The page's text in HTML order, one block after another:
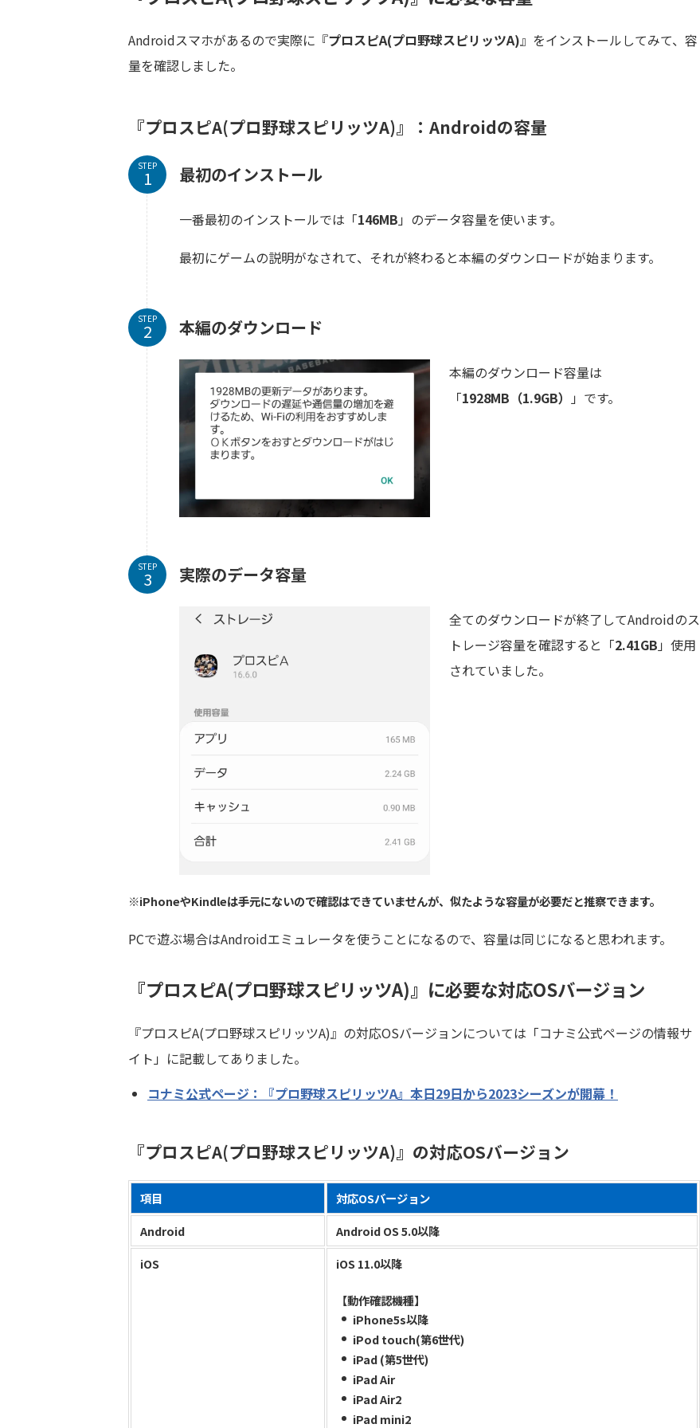
Androidスマホがあるので実際に『プロスピA(プロ野球スピリッツA)』をインストールしてみて、容
量を確認しました。
『プロスピA(プロ野球スピリッツA)』：Androidの容量
STEP 最初のインストール
一番最初のインストールでは「146MB 」のデータ容量を使います。
最初にゲームの説明がなされて、それが終わると本編のダウンロードが始まります。
STEP 本編のダウンロード
本編のダウンロード容量は
「1928MB（1.9GB） 」です。
STEP 実際のデータ容量
全てのダウンロードが終了してAndroidのス
トレージ容量を確認すると「2.41GB 」使用
されていました。
※iPhoneやKindleは手元にないので確認はできていませんが、似たような容量が必要だと推察できます。
PCで遊ぶ場合はAndroidエミュレータを使うことになるので、容量は同じになると思われます。
『プロスピA(プロ野球スピリッツA)』に必要な対応OSバージョン
『プロスピA(プロ野球スピリッツA)』の対応OSバージョンについては「コナミ公式ページの情報サ
イト」に記載してありました。
コナミ公式ページ：『プロ野球スピリッツA』本日29日から2023シーズンが開幕！
『プロスピA(プロ野球スピリッツA)』の対応OSバージョン
項目
対応OSバージョン
Android
Android OS 5.0以降
iOS
iOS 11.0以降
【動作確認機種】
iPhone5s以降
iPod touch(第6世代)
iPad (第5世代)
iPad Air
iPad Air2
iPad mini2